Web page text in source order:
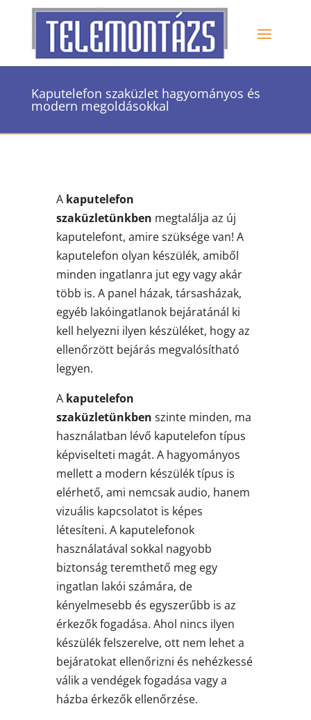
Kaputelefon szaküzlet hagyományos és
modern megoldásokkal
Akaputelefon
szaküzletünkben megtalálja az új
kaputelefont, amire szüksége van! A
kaputelefon olyan készülék, amiből
minden ingatlanra jut egy vagy akár
több is. A panel házak, társasházak,
egyéb lakóingatlanok bejáratánál ki
kell helyezni ilyen készüléket, hogy az
ellenőrzött bejárás megvalósítható
legyen.
A kaputelefon
szaküzletünkben szinte minden, ma
használatban lévő kaputelefon típus
képviselteti magát. A hagyományos
mellett a modern készülék típus is
elérhető, ami nemcsak audio, hanem
vizuális kapcsolatot is képes
létesíteni. A kaputelefonok
használatával sokkal nagyobb
biztonság teremthető meg egy
ingatlan lakói számára, de
kényelmesebb és egyszerűbb is az
érkezők fogadása. Ahol nincs ilyen
készülék felszerelve, ott nem lehet a
bejáratokat ellenőrizni és nehézkessé
válik a vendégek fogadása vagy a
házba érkezők ellenőrzése.